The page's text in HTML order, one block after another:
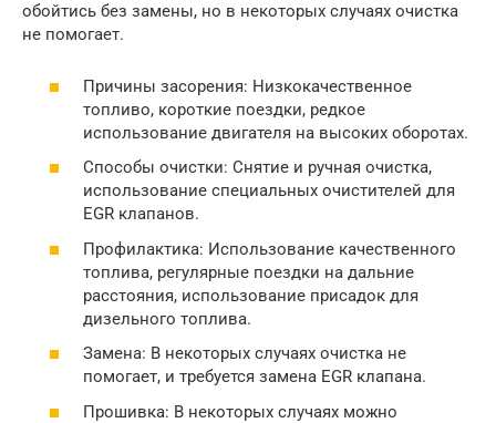
обойтись без замены, но в некоторых случаях очистка
не помогает.
Причины засорения: Низкокачественное
топливо, короткие поездки, редкое
использование двигателя на высоких оборотах.
Способы очистки: Снятие и ручная очистка,
использование специальных очистителей для
EGR клапанов.
Профилактика: Использование качественного
топлива, регулярные поездки на дальние
расстояния, использование присадок для
дизельного топлива.
Замена: В некоторых случаях очистка не
помогает, и требуется замена EGR клапана.
Прошивка: В некоторых случаях можно